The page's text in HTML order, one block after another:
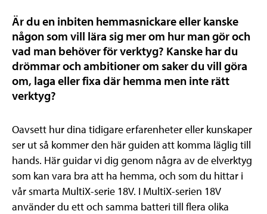
Är du en inbiten hemmasnickare eller kanske
någon som vill lära sig mer om hur man gör och
vad man behöver för verktyg? Kanske har du
drömmar och ambitioner om saker du vill göra
om, laga eller fixa där hemma men inte rätt
verktyg?
Oavsett hur dina tidigare erfarenheter eller kunskaper
ser ut så kommer den här guiden att komma läglig till
hands. Här guidar vi dig genom några av de elverktyg
som kan vara bra att ha hemma, och som du hittar i
vår smarta MultiX-serie 18V. I MultiX-serien 18V
använder du ett och samma batteri till flera olika